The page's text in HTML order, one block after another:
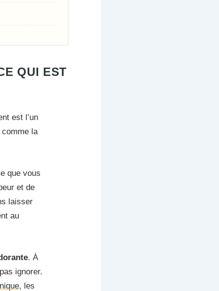
QUI EST
est l’un
comme la
que vous
et de
laisser
au
. À
ignorer.
, les